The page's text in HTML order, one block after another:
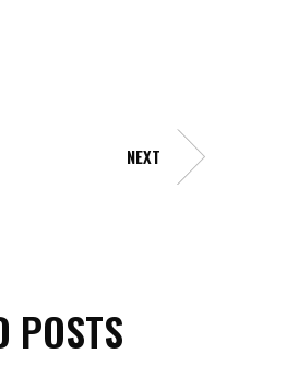
NEXT
POSTS